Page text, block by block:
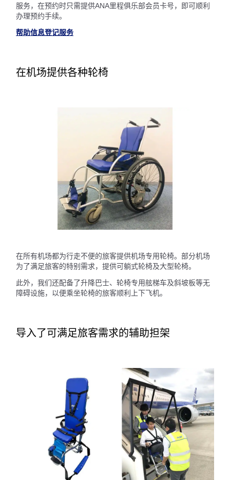
服务，在预约时只需提供ANA里程俱乐部会员卡号，即可顺利
办理预约手续。
帮助信息登记服务
在机场提供各种轮椅
在所有机场都为行走不便的旅客提供机场专用轮椅。部分机场
为了满足旅客的特别需求，提供可躺式轮椅及大型轮椅。
此外，我们还配备了升降巴士、轮椅专用舷梯车及斜坡板等无
障碍设施，以便乘坐轮椅的旅客顺利上下飞机。
导入了可满足旅客需求的辅助担架